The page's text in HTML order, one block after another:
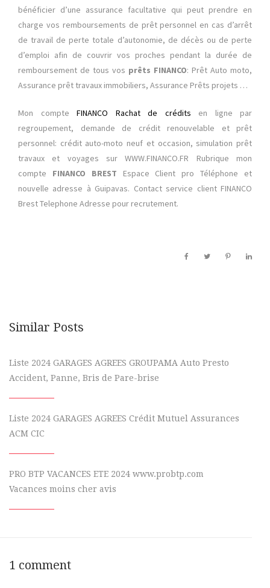
bénéficier d’une assurance facultative qui peut prendre en
charge vos remboursements de prêt personnel en cas d’arrêt
de travail de perte totale d’autonomie, de décès ou de perte
d’emploi afin de couvrir vos proches pendant la durée de
remboursement de tous vos prêts FINANCO: Prêt Auto moto,
Assurance prêt travaux immobiliers, Assurance Prêts projets …
Mon compte FINANCO Rachat de crédits en ligne par
regroupement, demande de crédit
renouvelable et prêt
personnel: crédit auto-moto neuf et occasion, simulation prêt
travaux et voyages sur WWW.FINANCO.FR Rubrique mon
compte FINANCO BREST Espace Client pro Téléphone et
nouvelle adresse à Guipavas. Contact service client FINANCO
Brest Telephone Adresse pour recrutement.
Similar Posts
Liste 2024 GARAGES AGREES GROUPAMA Auto Presto
Accident, Panne, Bris de Pare-brise
Liste 2024 GARAGES AGREES Crédit Mutuel Assurances
ACM CIC
PRO BTP VACANCES ETE 2024 www.probtp.com
Vacances moins cher avis
1 comment